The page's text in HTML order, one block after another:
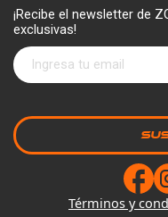
¡Recibe el newsletter de
exclusivas!
Términos y